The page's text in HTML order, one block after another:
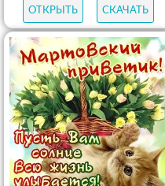
ОТКРЫТЬ СКАЧАТЬ